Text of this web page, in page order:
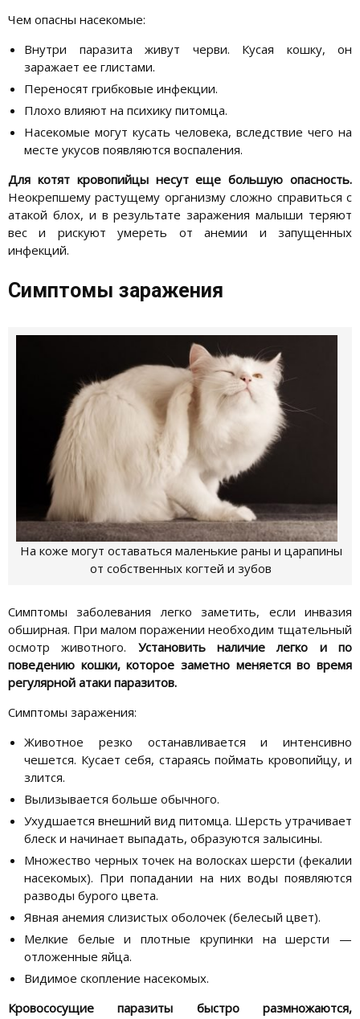
Чем опасны насекомые:
Внутри паразита живут черви. Кусая кошку, он
заражает ее глистами.
Переносят грибковые инфекции.
Плохо влияют на психику питомца.
Насекомые могут кусать человека, вследствие чего на
месте укусов появляются воспаления.
Для котят кровопийцы несут еще большую опасность.
Неокрепшему растущему организму сложно справиться с
атакой блох, и в результате заражения малыши теряют
вес и рискуют умереть от анемии и запущенных
инфекций.
Симптомы заражения
На коже могут оставаться маленькие раны и царапины
от собственных когтей и зубов
Симптомы заболевания легко заметить, если инвазия
обширная. При малом поражении необходим тщательный
осмотр животного. Установить наличие легко и по
поведению кошки, которое заметно меняется во время
регулярной атаки паразитов.
Симптомы заражения:
Животное резко останавливается и интенсивно
чешется. Кусает себя, стараясь поймать кровопийцу, и
злится.
Вылизывается больше обычного.
Ухудшается внешний вид питомца. Шерсть утрачивает
блеск и начинает выпадать, образуются залысины.
Множество черных точек на волосках шерсти (фекалии
насекомых). При попадании на них воды появляются
разводы бурого цвета.
Явная анемия слизистых оболочек (белесый цвет).
Мелкие белые и плотные крупинки на шерсти —
отложенные яйца.
Видимое скопление насекомых.
Кровососущие паразиты быстро размножаются,